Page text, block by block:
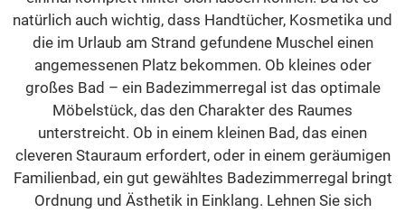
natürlich auch wichtig, dass Handtücher, Kosmetika und
die im Urlaub am Strand gefundene Muschel einen
angemessenen Platz bekommen. Ob kleines oder
großes Bad – ein Badezimmerregal ist das optimale
Möbelstück, das den Charakter des Raumes
unterstreicht. Ob in einem kleinen Bad, das einen
cleveren Stauraum erfordert, oder in einem geräumigen
Familienbad, ein gut gewähltes Badezimmerregal bringt
Ordnung und Ästhetik in Einklang. Lehnen Sie sich